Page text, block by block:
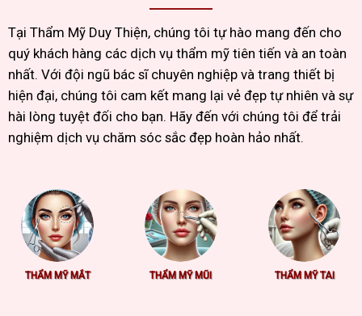
Tại Thẩm Mỹ Duy Thiện, chúng tôi tự hào mang đến cho
quý khách hàng các dịch vụ thẩm mỹ tiên tiến và an toàn
nhất. Với đội ngũ bác sĩ chuyên nghiệp và trang thiết bị
hiện đại, chúng tôi cam kết mang lại vẻ đẹp tự nhiên và sự
hài lòng tuyệt đối cho bạn. Hãy đến với chúng tôi để trải
nghiệm dịch vụ chăm sóc sắc đẹp hoàn hảo nhất.
THẨM MỸ MẮT THẨM MỸ MŨI THẨM MỸ TAI